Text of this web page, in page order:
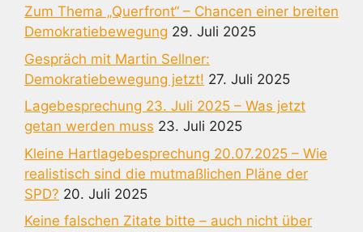
Zum Thema „Querfront“ – Chancen einer breiten
Demokratiebewegung 29. Juli 2025
Gespräch mit Martin Sellner:
Demokratiebewegung jetzt! 27. Juli 2025
Lagebesprechung 23. Juli 2025 – Was jetzt
getan werden muss 23. Juli 2025
Kleine Hartlagebesprechung 20.07.2025 – Wie
realistisch sind die mutmaßlichen Pläne der
SPD? 20. Juli 2025
Keine falschen Zitate bitte – auch nicht über